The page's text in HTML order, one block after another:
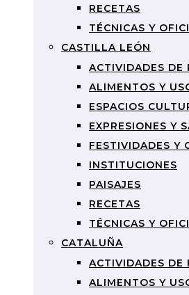
RECETAS
TÉCNICAS Y
CASTILLA LEÓN
ACTIVIDADES DE
ALIMENTOS Y
ESPACIOS
EXPRESIONES Y
FESTIVIDADES Y
INSTITUCIONES
PAISAJES
RECETAS
TÉCNICAS Y
CATALUÑA
ACTIVIDADES DE
ALIMENTOS Y